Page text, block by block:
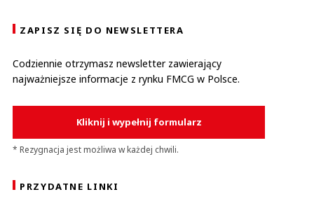
ZAPISZ SIĘ DO NEWSLETTERA
Codziennie otrzymasz newsletter zawierający
najważniejsze informacje z rynku FMCG w Polsce.
Kliknij i wypełnij formularz
* Rezygnacja jest możliwa w każdej chwili.
PRZYDATNE LINKI